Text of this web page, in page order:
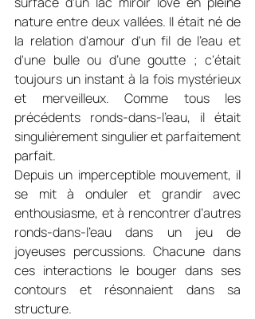
nature entre deux vallées. Il était né de
la relation d'amour d'un fil de l'eau et
d'une bulle ou d’une goutte ; c'était
toujours un instant à la fois mystérieux
et merveilleux. Comme tous les
précédents ronds-dans-l’eau, il était
singulièrement singulier et parfaitement
parfait.
Depuis un imperceptible mouvement, il
se mit à onduler et grandir avec
enthousiasme, et à rencontrer d’autres
ronds-dans-l’eau dans un jeu de
joyeuses percussions. Chacune dans
ces interactions le bouger dans ses
contours et résonnaient dans sa
structure.